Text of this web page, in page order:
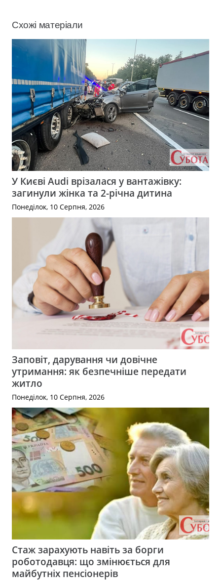
Схожі матеріали
У Києві Audi врізалася у вантажівку:
загинули жінка та 2-річна дитина
Понеділок, 10 Серпня, 2026
Заповіт, дарування чи довічне
утримання: як безпечніше передати
житло
Понеділок, 10 Серпня, 2026
Стаж зарахують навіть за борги
роботодавця: що змінюється для
майбутніх пенсіонерів